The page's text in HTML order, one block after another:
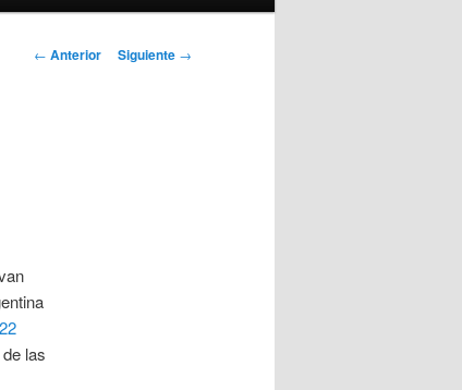
Navegación
← Anterior Siguiente →
las